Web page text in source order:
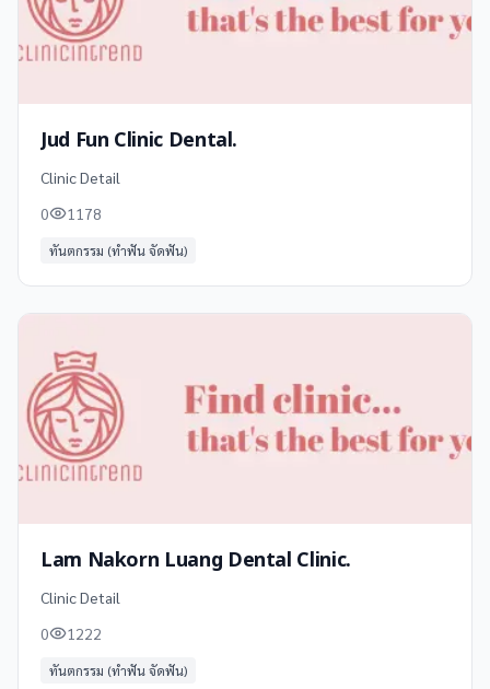
Jud Fun Clinic Dental.
Clinic Detail
0
1178
ทันตกรรม (ทำฟัน จัดฟัน)
Lam Nakorn Luang Dental Clinic.
Clinic Detail
0
1222
ทันตกรรม (ทำฟัน จัดฟัน)